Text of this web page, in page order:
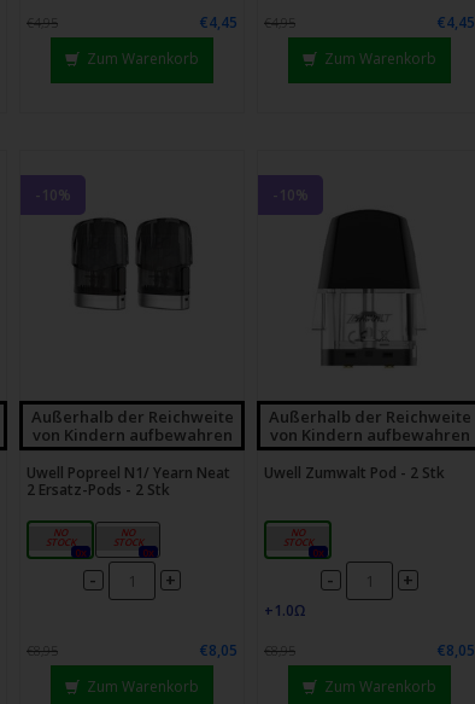
€4,95
€4,45
Zum Warenkorb
€4,95
€4,45
Zum Warenkorb
-10%
Außerhalb der Reichweite
von Kindern aufbewahren
Uwell Popreel N1/ Yearn Neat
2 Ersatz-Pods - 2 Stk
0,9 Ω
0x
1,2 Ω
0x
- +
€8,95
€8,05
Zum Warenkorb
-10%
Außerhalb der Reichweite
von Kindern aufbewahren
Uwell Zumwalt Pod - 2 Stk
1,2 Ω
0x
- +
€8,95
€8,05
Zum Warenkorb